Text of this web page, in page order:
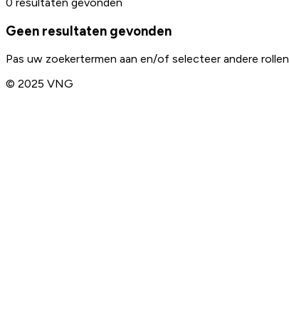
Geen resultaten gevonden
Pas uw zoekertermen aan en/of selecteer andere rollen
© 2025 VNG